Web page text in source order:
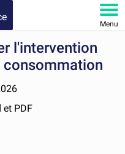
Menu
l'intervention
consommation
et PDF